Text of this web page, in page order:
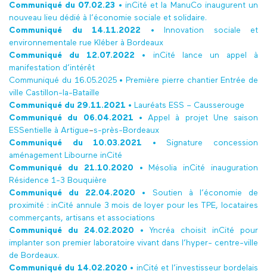
Communiqué du 07.02.23 • inCité et la ManuCo inaugurent un
nouveau lieu dédié à l’économie sociale et solidaire.
Communiqué du 14.11.2022 • Innovation sociale et
environnementale rue Kléber à Bordeaux
Communiqué du 12.07.2022
• inCité lance un appel à
manifestation d’intérêt
Communiqué du 16.05.2025 • Première pierre chantier Entrée de
ville Castillon-la-Bataille
Communiqué du 29.11.2021 • Lauréats ESS – Causserouge
Communiqué du 06.04.2021 • Appel à projet Une saison
ESSentielle à Artigue–s-près-Bordeaux
Communiqué du 10.03.2021 •Signature concession
aménagement Libourne inCité
Communiqué du 21.10.2020 •
Mésolia inCité inauguration
Résidence 1-3 Bouquière
Communiqué du 22.04.2020 • Soutien à l’économie de
proximité : inCité annule 3 mois de loyer pour les TPE, locataires
commerçants, artisans et associations
Communiqué du 24.02.2020 • Yncréa choisit inCité pour
implanter son premier laboratoire vivant dans l’hyper- centre-ville
de Bordeaux.
Communiqué du 14.02.2020 • inCité et l’investisseur bordelais